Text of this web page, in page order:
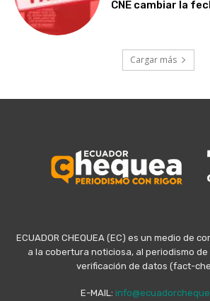
CNE cambiar la
Cargar más
ECUADOR CHEQUEA (EC) es un medio de
a la cobertura noticiosa, al periodismo
verificación de datos (fact-
E-MAIL: